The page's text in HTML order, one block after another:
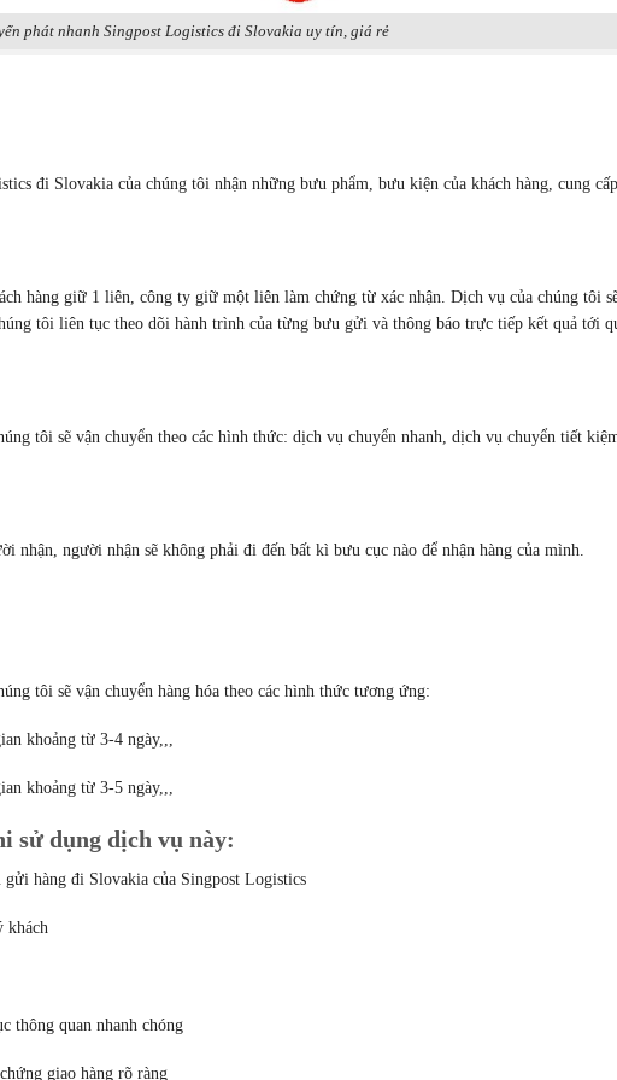
phát nhanh Singpost Logistics đi Slovakia uy tín, giá rẻ
đi Slovakia của chúng tôi nhận những bưu phẩm, bưu kiện của khách hàng, cung cấp
hàng giữ 1 liên, công ty giữ một liên làm chứng từ xác nhận. Dịch vụ của chúng tôi
tôi liên tục theo dõi hành trình của từng bưu gửi và thông báo trực tiếp kết quả tới
tôi sẽ vận chuyển theo các hình thức: dịch vụ chuyển nhanh, dịch vụ chuyển tiết
nhận, người nhận sẽ không phải đi đến bất kì bưu cục nào để nhận hàng của mình.
tôi sẽ vận chuyển hàng hóa theo các hình thức tương ứng:
khoảng từ 3-4 ngày,,,
khoảng từ 3-5 ngày,,,
sử dụng dịch vụ này:
hàng đi Slovakia của Singpost Logistics
khách
thông quan nhanh chóng
giao hàng rõ ràng